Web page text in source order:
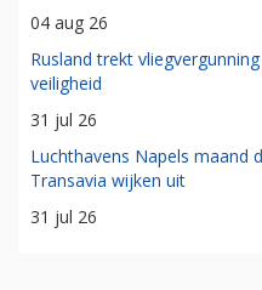
04 aug 26
Rusland trekt
veiligheid
31 jul 26
Luchthavens Napels maand
Transavia wijken uit
31 jul 26